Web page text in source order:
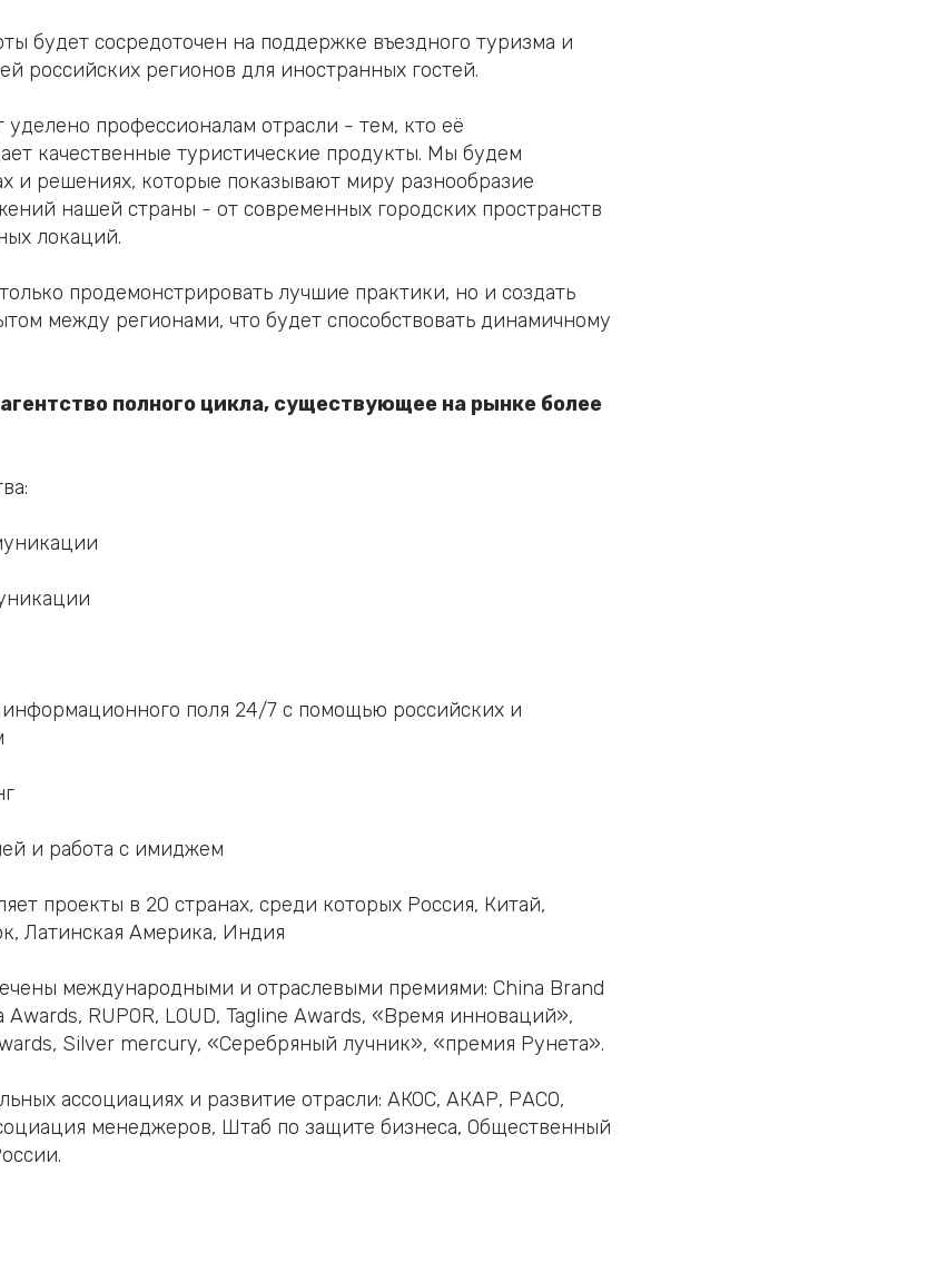
будет сосредоточен на поддержке въездного туризма и
российских регионов для иностранных гостей.
профессионалам отрасли - тем, кто её
качественные туристические продукты. Мы будем
и решениях, которые показывают миру разнообразие
нашей страны - от современных городских пространств
локаций.
продемонстрировать лучшие практики, но и создать
между регионами, что будет способствовать динамичному
полного цикла, существующее на рынке более
поля 24/7 с помощью российских и
и работа с имиджем
проекты в 20 странах, среди которых Россия, Китай,
Латинская Америка, Индия
международными и отраслевыми премиями: China Brand
RUPOR, LOUD, Tagline Awards, «Время инноваций»,
Silver mercury, «Серебряный лучник», «премия Рунета».
ассоциациях и развитие отрасли: АКОС, АКАР, РАСО,
менеджеров, Штаб по защите бизнеса, Общественный